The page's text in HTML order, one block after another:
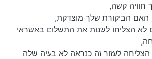
חוויה קשה,
האם הביקורת שלך מוצדקת,
לא הצליחו לשנות את התשלום באשראי
לעזור זה כנראה לא בעיה שלה